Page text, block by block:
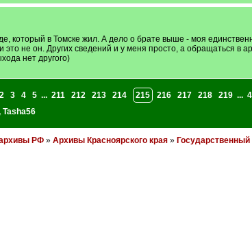
в Томске жил. А дело о брате выше - моя
не он. Других сведений и у меня просто, а обращаться в
нет другого)
2 3 4 5 ... 211 212 213 214 215 216 217 218 219 ...
Tasha56
РФ» Архивы Красноярского края» Государственный